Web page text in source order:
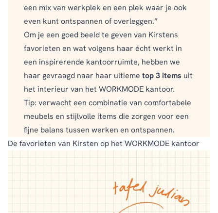
een mix van werkplek en een plek waar je ook
even kunt ontspannen of overleggen.”
Om je een goed beeld te geven van Kirstens
favorieten en wat volgens haar écht werkt in
een inspirerende kantoorruimte, hebben we
haar gevraagd naar haar ultiemetop 3 items uit
het interieur van het WORKMODE kantoor.
Tip: verwacht een combinatie van comfortabele
meubels en stijlvolle items die zorgen voor een
fijne balans tussen werken en ontspannen.
De favorieten van Kirsten op het WORKMODE kantoor